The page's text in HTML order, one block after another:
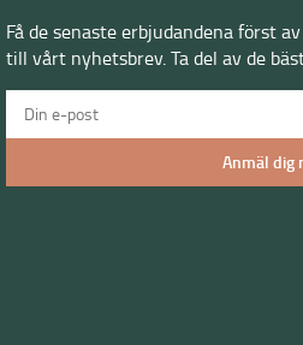
Få de senaste erbjudandena först
till vårt nyhetsbrev. Ta del av de